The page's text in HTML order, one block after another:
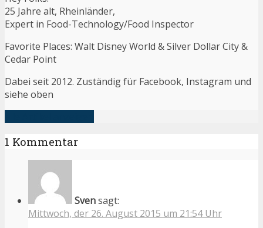
25 Jahre alt, Rheinländer,
Expert in Food-Technology/Food Inspector
Favorite Places: Walt Disney World & Silver Dollar City &
Cedar Point
Dabei seit 2012. Zuständig für Facebook, Instagram und
siehe oben
1 Kommentar
Svensagt:
Mittwoch, der 26. August 2015 um 21:54 Uhr